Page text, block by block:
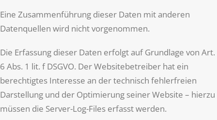
Eine Zusammenführung dieser Daten mit anderen
Datenquellen wird nicht vorgenommen.
Die Erfassung dieser Daten erfolgt auf Grundlage von Art.
6 Abs. 1 lit. f DSGVO. Der Websitebetreiber hat ein
berechtigtes Interesse an der technisch fehlerfreien
Darstellung und der Optimierung seiner Website – hierzu
müssen die Server-Log-Files erfasst werden.